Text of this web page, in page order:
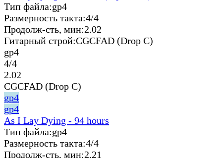
Тип файла:gp4
Размерность такта:4/4
Продолж-сть, мин:2.02
Гитарный строй:CGCFAD (Drop C)
gp4
4/4
2.02
CGCFAD (Drop C)
gp4
gp4
As I Lay Dying - 94 hours
Тип файла:gp4
Размерность такта:4/4
Продолж-сть, мин:2.21